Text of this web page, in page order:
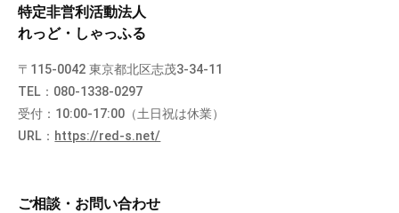
特定非営利活動法人
れっど・しゃっふる
〒115-0042 東京都北区志茂3-34-11
TEL：080-1338-0297
受付：10:00-17:00（土日祝は休業）
URL： https://red-s.net/
ご相談・お問い合わせ